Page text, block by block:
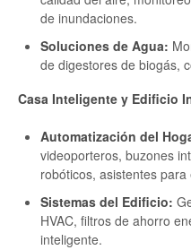
de inundaciones.
Soluciones de Agua:
de digestores de biogás,
Casa Inteligente y Edificio
Automatización del
videoporteros, buzones
robóticos, asistentes para
Sistemas del Edificio:
HVAC, filtros de ahorro
inteligente.